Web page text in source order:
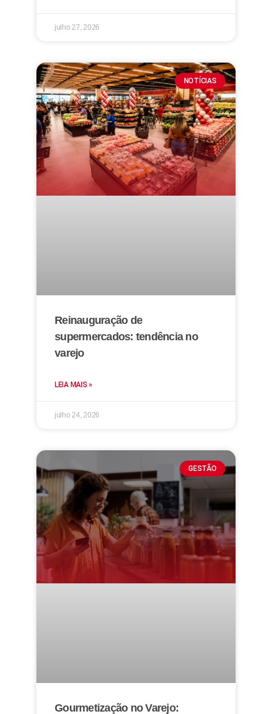
julho 27, 2026
NOTÍCIAS
Reinauguração de
supermercados: tendência no
varejo
LEIA MAIS »
julho 24, 2026
GESTÃO
Gourmetização no Varejo: